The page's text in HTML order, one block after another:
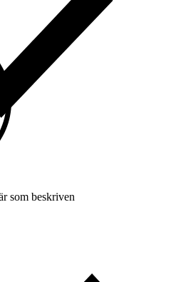
som beskriven